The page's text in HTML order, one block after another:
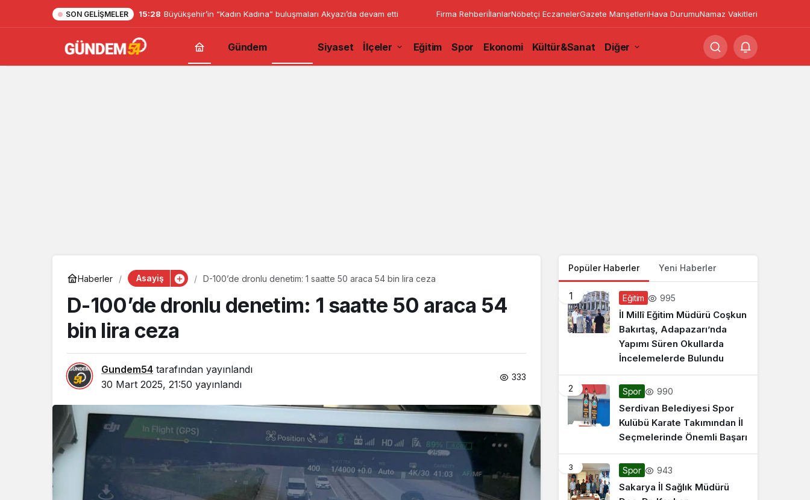
SON GELIŞMELER 15:28 Büyükşehir’in “Kadın Kadına” buluşmaları Akyazı’da devam etti Firma RehberiİlanlarNöbetçi EczanelerGazete ManşetleriHava DurumuNamaz Vakitleri
Gündem Siyaset İlçeler Eğitim Spor Ekonomi Kültür&Sanat Diğer
Haberler Asayiş D-100’de dronlu denetim: 1 saatte 50 araca 54 bin lira ceza
D-100’de dronlu denetim: 1 saatte 50 araca 54
bin lira ceza
Gundem54 tarafından yayınlandı
30 Mart 2025, 21:50 yayınlandı
333
Popüler Haberler Yeni Haberler
1 Eğitim 995
İl Millî Eğitim Müdürü Coşkun
Bakırtaş, Adapazarı’nda
Yapımı Süren Okullarda
İncelemelerde Bulundu
2 Spor 990
Serdivan Belediyesi Spor
Kulübü Karate Takımından İl
Seçmelerinde Önemli Başarı
3 Spor 943
Sakarya İl Sağlık Müdürü